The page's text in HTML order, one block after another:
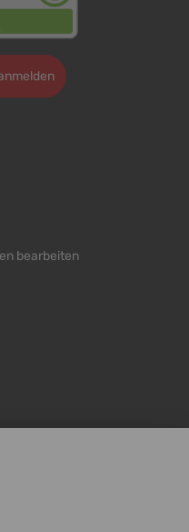
bearbeiten